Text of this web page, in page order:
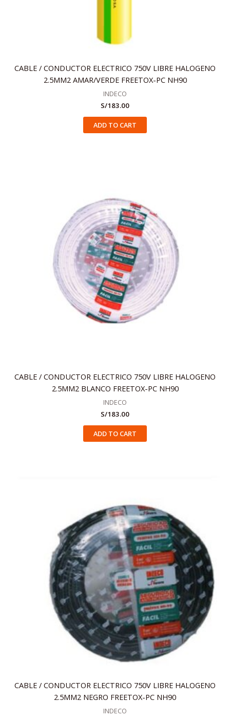
CABLE / CONDUCTOR ELECTRICO 750V LIBRE HALOGENO
2.5MM2 AMAR/VERDE FREETOX-PC NH90
INDECO
S/183.00
ADD TO CART
CABLE / CONDUCTOR ELECTRICO 750V LIBRE HALOGENO
2.5MM2 BLANCO FREETOX-PC NH90
INDECO
S/183.00
ADD TO CART
CABLE / CONDUCTOR ELECTRICO 750V LIBRE HALOGENO
2.5MM2 NEGRO FREETOX-PC NH90
INDECO